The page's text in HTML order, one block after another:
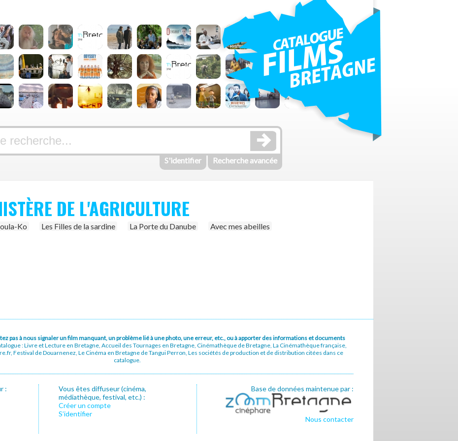
S'identifier Recherche avancée
DE L'AGRICULTURE
Ko Les Filles de la sardine La Porte du Danube
Avec mes abeilles
pas à nous signaler un film manquant, un problème lié à une photo, une erreur, etc., ou à apporter des informations et documents
: Livre et Lecture en Bretagne, Accueil des Tournages en Bretagne, Cinémathèque de Bretagne, La Cinémathèque française,
Festival de Douarnenez, Le Cinéma en Bretagne de Tangui Perron, Les sociétés de production et de distribution citées dans ce
catalogue.
:
Vous êtes diffuseur (cinéma,
médiathèque, festival, etc.) :
Créer un compte
S’identifier
Base de données maintenue par :
Nous contacter